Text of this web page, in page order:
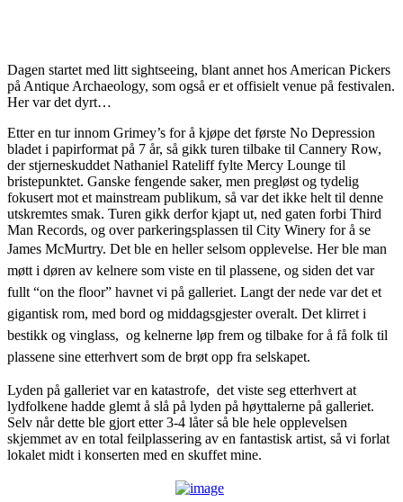
Dagen startet med litt sightseeing, blant annet hos American Pickers
på Antique Archaeology, som også er et offisielt venue på festivalen.
Her var det dyrt…
Etter en tur innom Grimey’s for å kjøpe det første No Depression
bladet i papirformat på 7 år, så gikk turen tilbake til Cannery Row,
der stjerneskuddet Nathaniel Rateliff fylte Mercy Lounge til
bristepunktet. Ganske fengende saker, men pregløst og tydelig
fokusert mot et mainstream publikum, så var det ikke helt til denne
utskremtes smak. Turen gikk derfor kjapt ut, ned gaten forbi Third
Man Records, og over parkeringsplassen til City Winery for å se
James McMurtry. Det ble en heller selsom opplevelse. Her ble man
møtt i døren av kelnere som viste en til plassene, og siden det var
fullt “on the floor” havnet vi på galleriet. Langt der nede var det et
gigantisk rom, med bord og middagsgjester overalt. Det klirret i
bestikk og vinglass, og kelnerne løp frem og tilbake for å få folk til
plassene sine etterhvert som de brøt opp fra selskapet.
Lyden på galleriet var en katastrofe, det viste seg etterhvert at
lydfolkene hadde glemt å slå på lyden på høyttalerne på galleriet.
Selv når dette ble gjort etter 3-4 låter så ble hele opplevelsen
skjemmet av en total feilplassering av en fantastisk artist, så vi forlat
lokalet midt i konserten med en skuffet mine.